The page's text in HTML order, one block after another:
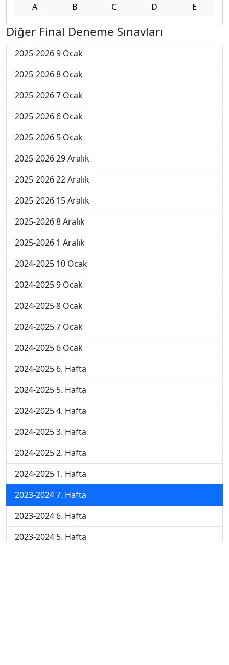
A B C D E
Diğer Final Deneme Sınavları
2025-2026 9 Ocak
2025-2026 8 Ocak
2025-2026 7 Ocak
2025-2026 6 Ocak
2025-2026 5 Ocak
2025-2026 29 Aralık
2025-2026 22 Aralık
2025-2026 15 Aralık
2025-2026 8 Aralık
2025-2026 1 Aralık
2024-2025 10 Ocak
2024-2025 9 Ocak
2024-2025 8 Ocak
2024-2025 7 Ocak
2024-2025 6 Ocak
2024-2025 6. Hafta
2024-2025 5. Hafta
2024-2025 4. Hafta
2024-2025 3. Hafta
2024-2025 2. Hafta
2024-2025 1. Hafta
2023-2024 7. Hafta
2023-2024 6. Hafta
2023-2024 5. Hafta